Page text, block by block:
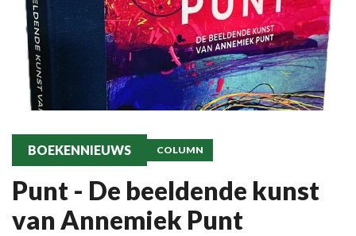
BOEKENNIEUWS COLUMN
Punt - De beeldende kunst
van Annemiek Punt